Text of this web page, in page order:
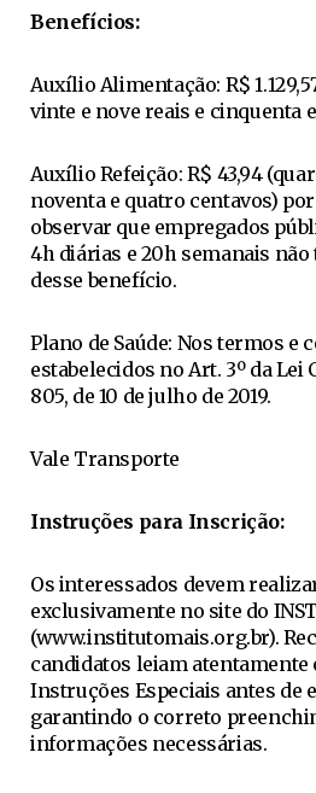
Benefícios:
Auxílio Alimentação: R$
vinte e nove reais e cinquenta
Auxílio Refeição: R$ 43,94
noventa e quatro centavos)
observar que empregados
4h diárias e 20h semanais não
desse benefício.
Plano de Saúde: Nos termos e
estabelecidos no Art. 3º da Lei
805, de 10 de julho de 2019.
Vale Transporte
Instruções para Inscrição:
Os interessados devem
exclusivamente no site do
(www.institutomais.org.br).
candidatos leiam atentamente
Instruções Especiais antes de
garantindo o correto
informações necessárias.